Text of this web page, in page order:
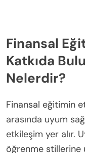
Ayrıca, finans
etkileşimde
keyifli ve etkili
bireylerin